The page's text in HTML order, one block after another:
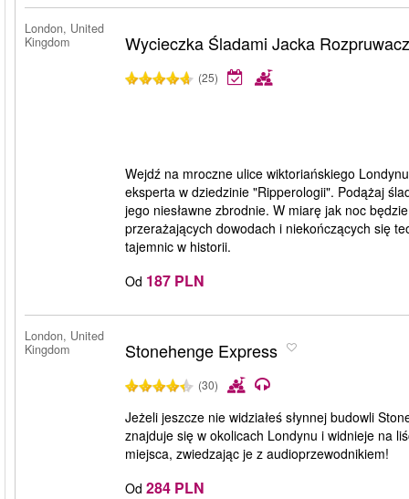
London, United
Kingdom
Wycieczka Śladami Jacka
(25)
Wejdź na mroczne ulice wiktoriańskiego
eksperta w dziedzinie "Ripperologii". Podążaj
jego niesławne zbrodnie. W miarę jak noc
przerażających dowodach i niekończących się
tajemnic w historii.
Od 187 PLN
London, United
Kingdom
Stonehenge Express
(30)
Jeżeli jeszcze nie widziałeś słynnej budowli
znajduje się w okolicach Londynu i widnieje na
miejsca, zwiedzając je z audioprzewodnikiem!
Od 284 PLN